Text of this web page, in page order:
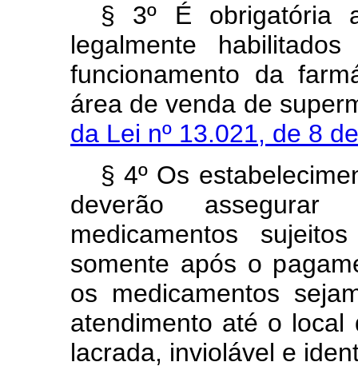
§ 3º É obrigatória
legalmente
funcionamento da
área de venda de
da Lei nº 13.021, de 8
§ 4º Os
deverão
medicamentos
somente após o
os medicamentos
atendimento até o local
lacrada, inviolável e